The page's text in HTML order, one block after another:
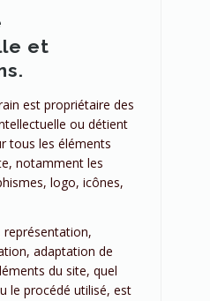
et
est propriétaire des
ou détient
tous les éléments
notamment les
logo, icônes,
adaptation de
du site, quel
le procédé utilisé, est